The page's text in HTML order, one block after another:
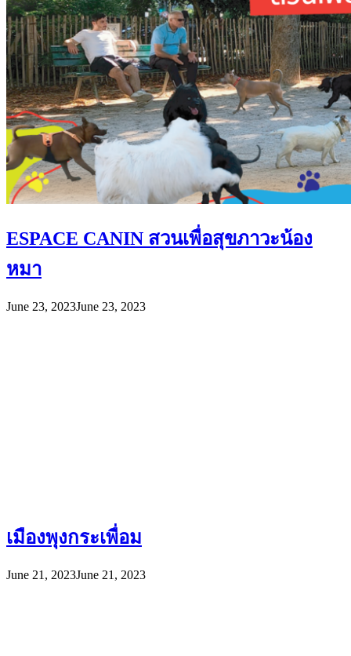
ESPACE CANIN สวนเพื่อสุขภาวะน้อง
หมา
June 23, 2023June 23, 2023
เมืองพุงกระเพื่อม
June 21, 2023June 21, 2023